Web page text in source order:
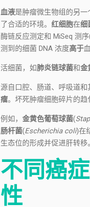
血液是肿瘤微生物组的另
了合适的环境。 红细胞在细
酶链反应测定和 MiSeq 测
测到的细菌 DNA 浓度高于
活细菌，如肺炎链球菌和金
源自口腔、肠道、呼吸道
瘤。坏死肿瘤细胞碎片的趋
例如， 金黄色葡萄球菌(
肠杆菌(Escherichia coli)在
生态位的形成并促进肝转移。
不同癌
性